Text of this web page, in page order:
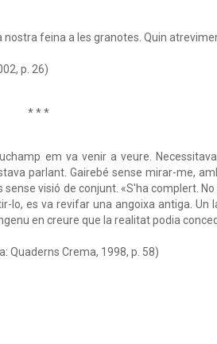
feina a les granotes. Quin
p. 26)
* * *
em va venir a veure.
parlant. Gairebé sense mirar-me,
visió de conjunt. «S'ha complert.
lo, es va revifar una angoixa antiga. Un
en creure que la realitat podia
Quaderns Crema, 1998, p. 58)